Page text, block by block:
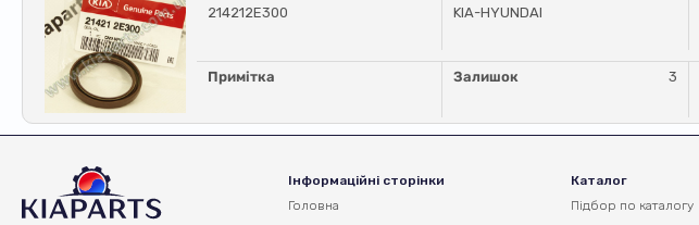
214212E300
KIA-HYUNDAI
Примітка Залишок 3
Інформаційні сторінки
Головна
Каталог
Підбор по каталогу